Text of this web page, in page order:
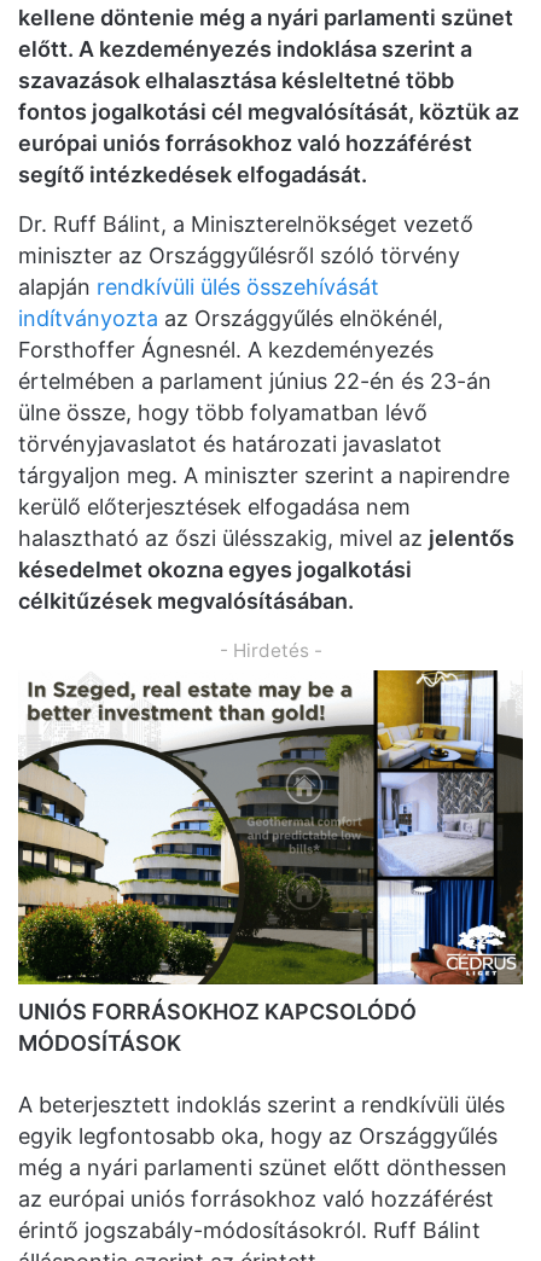
kellene döntenie még a nyári parlamenti szünet
előtt. A kezdeményezés indoklása szerint a
szavazások elhalasztása késleltetné több
fontos jogalkotási cél megvalósítását, köztük az
európai uniós forrásokhoz való hozzáférést
segítő intézkedések elfogadását.
Dr. Ruff Bálint, a Miniszterelnökséget vezető
miniszter az Országgyűlésről szóló törvény
alapján rendkívüli ülés összehívását
indítványozta az Országgyűlés elnökénél,
Forsthoffer Ágnesnél. A kezdeményezés
értelmében a parlament június 22-én és 23-án
ülne össze, hogy több folyamatban lévő
törvényjavaslatot és határozati javaslatot
tárgyaljon meg. A miniszter szerint a napirendre
kerülő előterjesztések elfogadása nem
halasztható az őszi ülésszakig, mivel az jelentős
késedelmet okozna egyes jogalkotási
célkitűzések megvalósításában.
- Hirdetés -
UNIÓS FORRÁSOKHOZ KAPCSOLÓDÓ
MÓDOSÍTÁSOK
A beterjesztett indoklás szerint a rendkívüli ülés
egyik legfontosabb oka, hogy az Országgyűlés
még a nyári parlamenti szünet előtt dönthessen
az európai uniós forrásokhoz való hozzáférést
érintő jogszabály-módosításokról. Ruff Bálint